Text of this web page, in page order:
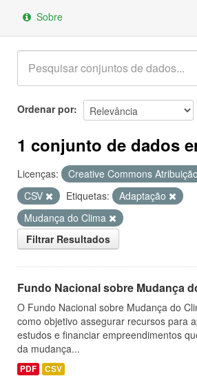
Sobre
Ordenar por
1 conjunto de dados
Licenças: Creative Commons Atribuição
CSV
Etiquetas:
Adaptação
Mudança do Clima
Filtrar Resultados
Fundo Nacional sobre Mudança
O Fundo Nacional sobre Mudança do
como objetivo assegurar recursos para
estudos e financiar empreendimentos
da mudança...
PDF CSV